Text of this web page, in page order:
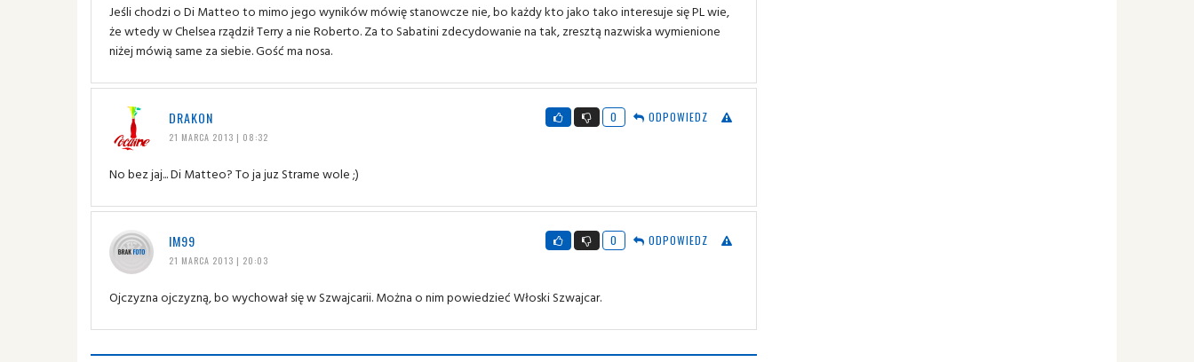
Jeśli chodzi o Di Matteo to mimo jego wyników mówię stanowcze nie, bo każdy kto jako tako interesuje się PL wie,
że wtedy w Chelsea rządził Terry a nie Roberto. Za to Sabatini zdecydowanie na tak, zresztą nazwiska wymienione
niżej mówią same za siebie. Gość ma nosa.
DRAKON
21 MARCA 2013 | 08:32
0 ODPOWIEDZ
No bez jaj... Di Matteo? To ja juz Strame wole ;)
IM99
21 MARCA 2013 | 20:03
0 ODPOWIEDZ
Ojczyzna ojczyzną, bo wychował się w Szwajcarii. Można o nim powiedzieć Włoski Szwajcar.